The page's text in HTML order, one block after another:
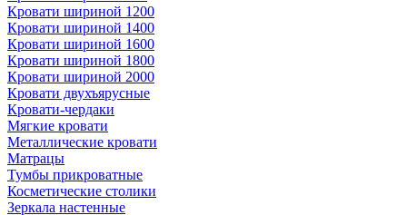
Кровати шириной 1200
Кровати шириной 1400
Кровати шириной 1600
Кровати шириной 1800
Кровати шириной 2000
Кровати двухъярусные
Кровати-чердаки
Мягкие кровати
Металлические кровати
Матрацы
Тумбы прикроватные
Косметические столики
Зеркала настенные